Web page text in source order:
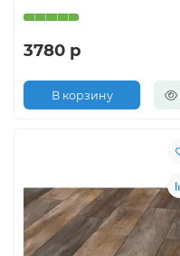
3780 р
В корзину